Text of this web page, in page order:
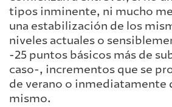
tipos inminente, ni mucho
una estabilización de los
niveles actuales o
-25 puntos básicos más de
caso-, incrementos que se
de verano o inmediatamente
mismo.